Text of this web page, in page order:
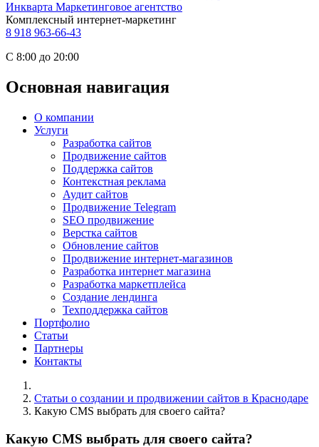
Инкварта Маркетинговое агентство
Комплексный интернет-маркетинг
8 918 963-66-43
С 8:00 до 20:00
Основная навигация
О компании
Услуги
Разработка сайтов
Продвижение сайтов
Поддержка сайтов
Контекстная реклама
Аудит сайтов
Продвижение Telegram
SEO продвижение
Верстка сайтов
Обновление сайтов
Продвижение интернет-магазинов
Разработка интернет магазина
Разработка маркетплейса
Создание лендинга
Техподдержка сайтов
Портфолио
Статьи
Партнеры
Контакты
Статьи о создании и продвижении сайтов в Краснодаре
Какую CMS выбрать для своего сайта?
Какую CMS выбрать для своего сайта?